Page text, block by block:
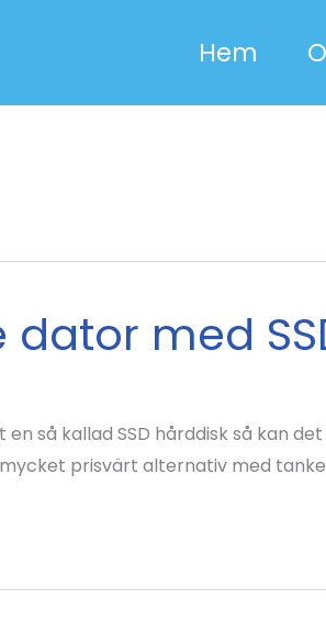
Hem
dator med
en så kallad SSD hårddisk så kan
prisvärt alternativ med